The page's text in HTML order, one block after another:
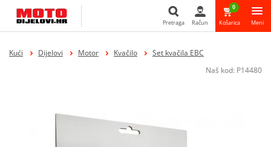
Pretraga Račun
0
Košarica Meni
Kući Dijelovi Motor Kvačilo
Set kvačila EBC
Naš kod: P14480